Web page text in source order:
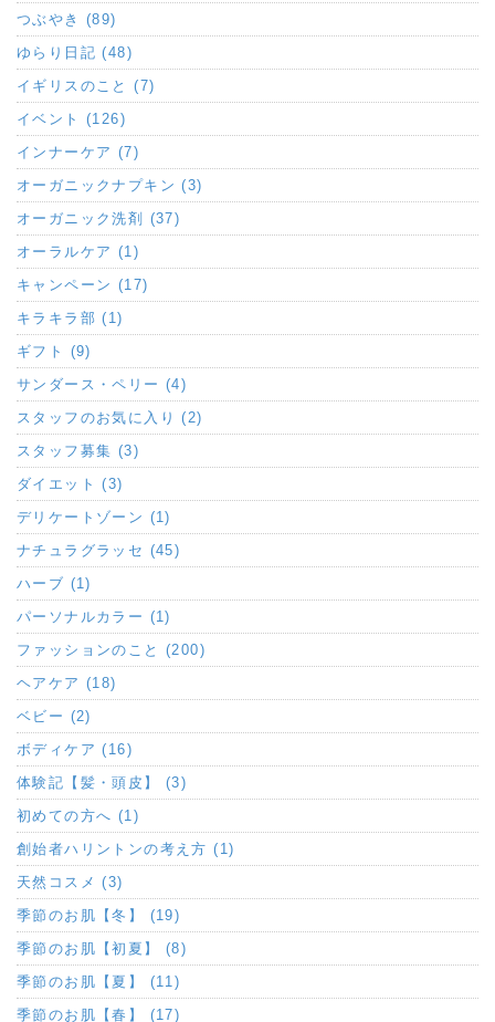
つぶやき (89)
ゆらり日記 (48)
イギリスのこと (7)
イベント (126)
インナーケア (7)
オーガニックナプキン (3)
オーガニック洗剤 (37)
オーラルケア (1)
キャンペーン (17)
キラキラ部 (1)
ギフト (9)
サンダース・ペリー (4)
スタッフのお気に入り (2)
スタッフ募集 (3)
ダイエット (3)
デリケートゾーン (1)
ナチュラグラッセ (45)
ハーブ (1)
パーソナルカラー (1)
ファッションのこと (200)
ヘアケア (18)
ベビー (2)
ボディケア (16)
体験記【髪・頭皮】 (3)
初めての方へ (1)
創始者ハリントンの考え方 (1)
天然コスメ (3)
季節のお肌【冬】 (19)
季節のお肌【初夏】 (8)
季節のお肌【夏】 (11)
季節のお肌【春】 (17)